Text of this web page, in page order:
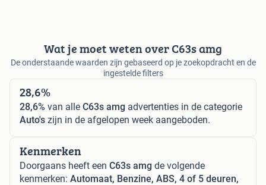
Wat je moet weten over C63s amg
De onderstaande waarden zijn gebaseerd op je zoekopdracht en de
ingestelde filters
28,6%
28,6% van alle C63s amg advertenties in de categorie
Auto's zijn in de afgelopen week aangeboden.
Kenmerken
Doorgaans heeft een C63s amg de volgende
kenmerken: Automaat, Benzine, ABS, 4 of 5 deuren,